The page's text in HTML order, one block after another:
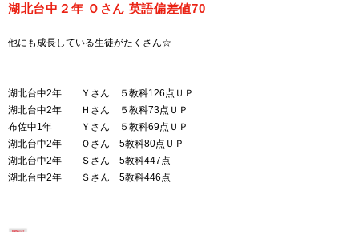
湖北台中２年 Ｏさん 英語偏差値70
他にも成長している生徒がたくさん☆
湖北台中2年 Ｙさん ５教科126点ＵＰ
湖北台中2年 Ｈさん ５教科73点ＵＰ
布佐中1年 Ｙさん ５教科69点ＵＰ
湖北台中2年 Ｏさん 5教科80点ＵＰ
湖北台中2年 Ｓさん 5教科447点
湖北台中2年 Ｓさん 5教科446点